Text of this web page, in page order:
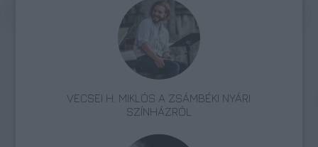
VECSEI H. MIKLÓS A ZSÁMBÉKI NYÁRI
SZÍNHÁZRÓL